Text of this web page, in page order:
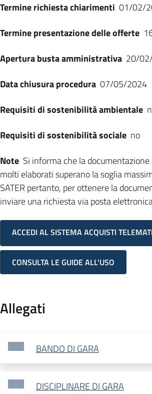
Termine richiesta chiarimenti 01/02/
Termine presentazione delle offerte
Apertura busta amministrativa 20/
Data chiusura procedura 07/05/2024
Requisiti di sostenibilità ambientale
Requisiti di sostenibilità sociale no
Note Si informa che la
molti elaborati superano la soglia
SATER pertanto, per ottenere la
inviare una richiesta via posta
ACCEDI AL SISTEMA ACQUISTI
CONSULTA LE GUIDE ALL'USO
Allegati
BANDO DI GARA
DISCIPLINARE DI GARA